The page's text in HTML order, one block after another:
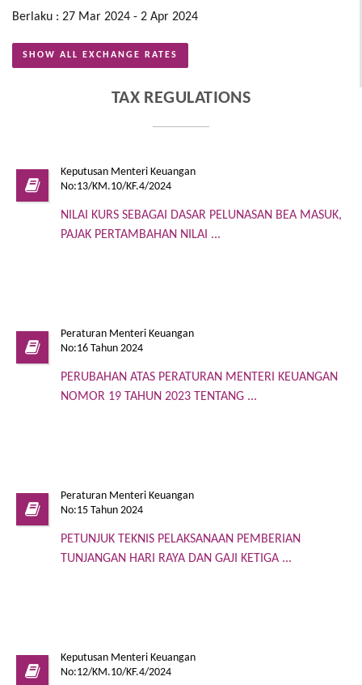
Berlaku : 27 Mar 2024 - 2 Apr 2024
SHOW ALL EXCHANGE RATES
TAX REGULATIONS
Keputusan Menteri Keuangan
No:13/KM.10/KF.4/2024
NILAI KURS SEBAGAI DASAR PELUNASAN BEA MASUK,
PAJAK PERTAMBAHAN NILAI ...
Peraturan Menteri Keuangan
No:16 Tahun 2024
PERUBAHAN ATAS PERATURAN MENTERI KEUANGAN
NOMOR 19 TAHUN 2023 TENTANG ...
Peraturan Menteri Keuangan
No:15 Tahun 2024
PETUNJUK TEKNIS PELAKSANAAN PEMBERIAN
TUNJANGAN HARI RAYA DAN GAJI KETIGA ...
Keputusan Menteri Keuangan
No:12/KM.10/KF.4/2024